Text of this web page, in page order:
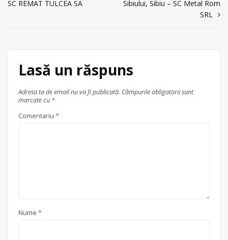
Buzău județul Buzău
SC REMAT TULCEA SA
Sibiului, Sibiu – SC Metal Rom
SRL
Lasă un răspuns
Adresa ta de email nu va fi publicată. Câmpurile obligatorii sunt
marcate cu *
Comentariu *
Nume *